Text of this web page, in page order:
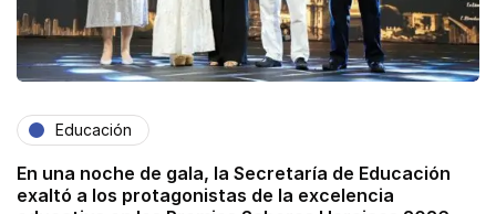
Educación
En una noche de gala, la Secretaría de Educación
exaltó a los protagonistas de la excelencia